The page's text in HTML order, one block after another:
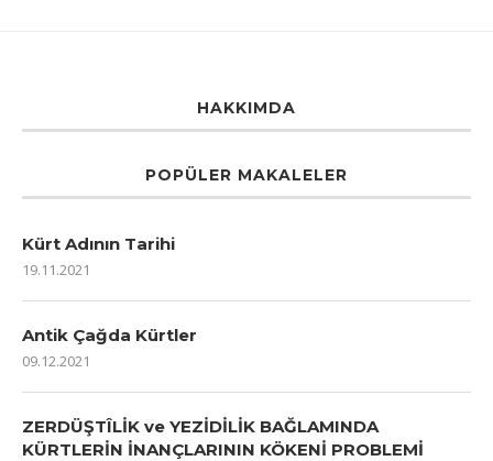
HAKKIMDA
POPÜLER MAKALELER
Kürt Adının Tarihi
19.11.2021
Antik Çağda Kürtler
09.12.2021
ZERDÜŞTÎLİK ve YEZİDİLİK BAĞLAMINDA
KÜRTLERİN İNANÇLARININ KÖKENİ PROBLEMİ